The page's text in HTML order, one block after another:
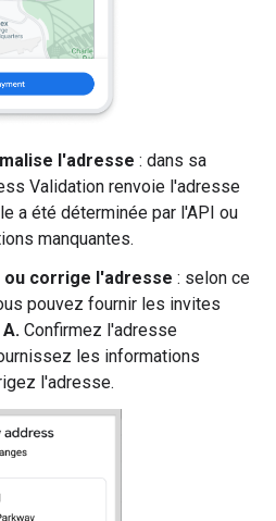
l'adresse : dans sa
Validation renvoie l'adresse
a été déterminée par l'API ou
manquantes.
corrige l'adresse : selon ce
pouvez fournir les invites
A. Confirmez l'adresse
les informations
l'adresse.